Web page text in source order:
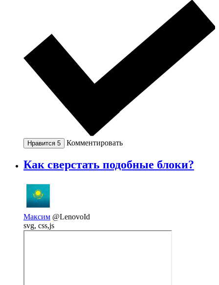
Нравится 5 Комментировать
Как сверстать подобные блоки?
Максим @LenovoId
svg, css,js